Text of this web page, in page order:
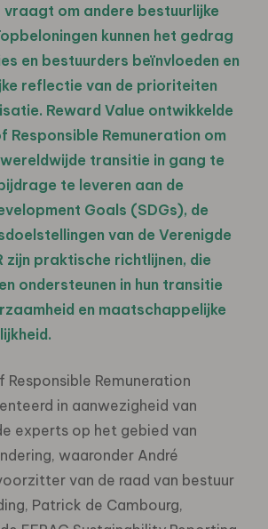
vraagt om andere bestuurlijke
kunnen het gedrag
en bestuurders beïnvloeden en
reflectie van de prioriteiten
Reward Value ontwikkelde
Responsible Remuneration om
transitie in gang te
te leveren aan de
Goals (SDGs), de
van de Verenigde
zijn praktische richtlijnen, die
ondersteunen in hun transitie
en maatschappelijke
Responsible Remuneration
in aanwezigheid van
experts op het gebied van
waaronder André
van de raad van bestuur
Patrick de Cambourg,